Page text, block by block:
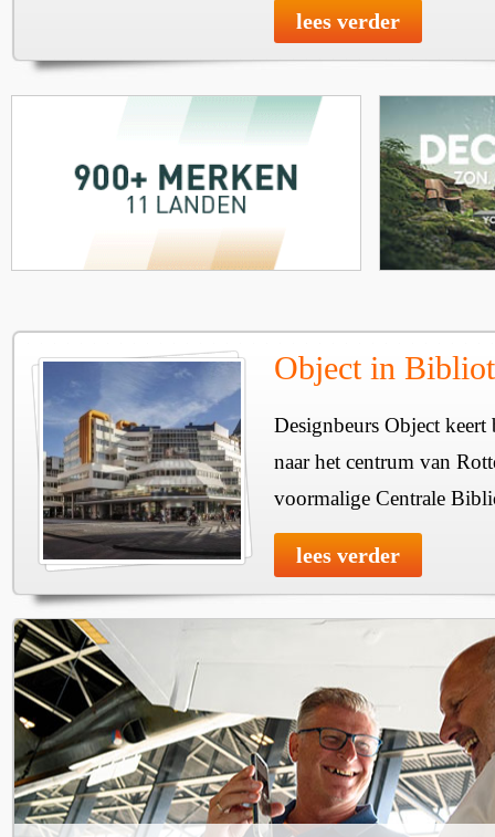
lees verder
Object in
Designbeurs Object
naar het centrum van
voormalige Centrale
lees verder